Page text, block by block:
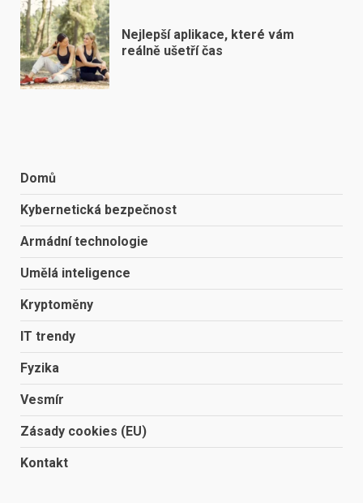
Nejlepší aplikace, které vám
reálně ušetří čas
Domů
Kybernetická bezpečnost
Armádní technologie
Umělá inteligence
Kryptoměny
IT trendy
Fyzika
Vesmír
Zásady cookies (EU)
Kontakt